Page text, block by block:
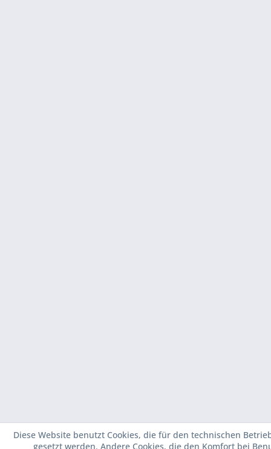
Diese Website benutzt Cookies, die für den technischen
gesetzt werden. Andere Cookies, die den Komfort bei